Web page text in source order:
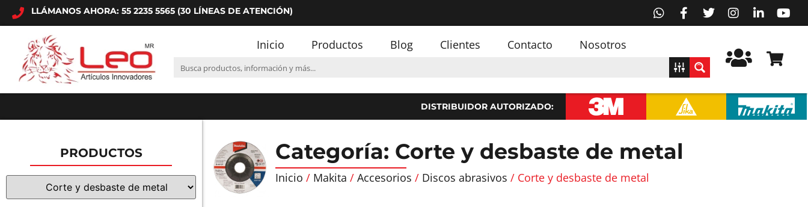
LLÁMANOS AHORA: 55 2235 5565 (30 LÍNEAS DE ATENCIÓN)
Inicio Productos Blog Clientes Contacto Nosotros
DISTRIBUIDOR AUTORIZADO:
PRODUCTOS Categoría: Corte y desbaste de metal
Inicio / Makita / Accesorios / Discos abrasivos / Corte y desbaste de metal